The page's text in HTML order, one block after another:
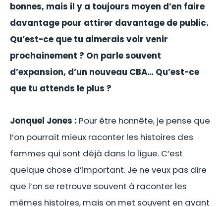
bonnes, mais il y a toujours moyen d’en faire
davantage pour attirer davantage de public.
Qu’est-ce que tu aimerais voir venir
prochainement ? On parle souvent
d’expansion, d’un nouveau CBA… Qu’est-ce
que tu attends le plus ?
Jonquel Jones : Pour être honnête, je pense que
l’on pourrait mieux raconter les histoires des
femmes qui sont déjà dans la ligue. C’est
quelque chose d’important. Je ne veux pas dire
que l’on se retrouve souvent à raconter les
mêmes histoires, mais on met souvent en avant